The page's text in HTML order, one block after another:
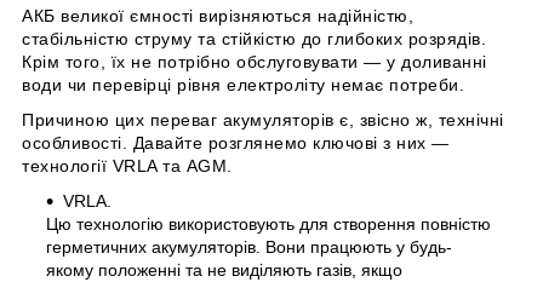
АКБ великої ємності вирізняються надійністю,
стабільністю струму та стійкістю до глибоких розрядів.
Крім того, їх не потрібно обслуговувати — у доливанні
води чи перевірці рівня електроліту немає потреби.
Причиною цих переваг акумуляторів є, звісно ж, технічні
особливості. Давайте розглянемо ключові з них —
технології VRLA та AGM.
VRLA.
Цю технологію використовують для створення повністю
герметичних акумуляторів. Вони працюють у будь-
якому положенні та не виділяють газів, якщо